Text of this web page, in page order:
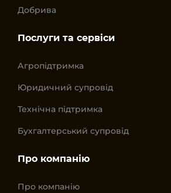
Добрива
Послуги та сервіси
Агропідтримка
Юридичний супровід
Технічна підтримка
Бухгалтерський супровід
Про компанію
Про компанію